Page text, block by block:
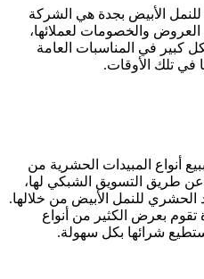
الأبيض بجدة هي الشركة
العروض والخصومات لعملائها،
كبير في المناسبات العامة
في تلك الأوقات.
أنواع المبيدات الحشرية من
طريق التسويق الشبكي لها،
الحشري للنمل الأبيض من خلالها.
تقوم بعرض الكثير من أنواع
شرائها بكل سهولة.